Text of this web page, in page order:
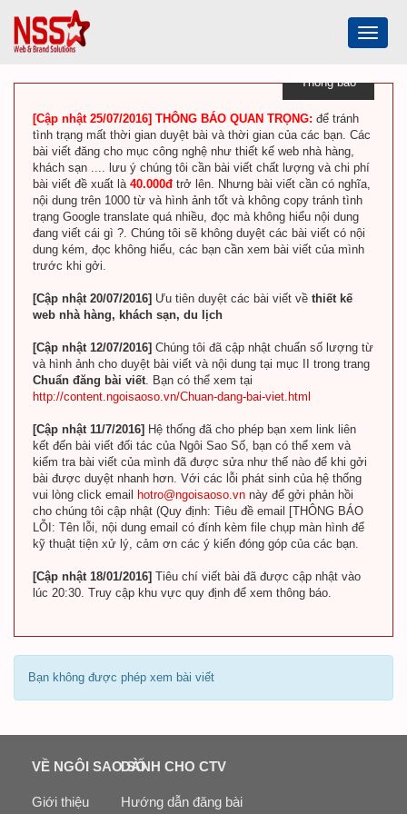
Toggle
Thông báo
[Cập nhật 25/07/2016] THÔNG BÁO QUAN TRỌNG: để tránh
tình trạng mất thời gian duyệt bài và thời gian của các bạn. Các
bài viết đăng cho mục công nghệ như thiết kế web nhà hàng,
khách sạn .... lưu ý chúng tôi cần bài viết chất lượng và chi phí
bài viết đề xuất là 40.000đ trở lên. Nhưng bài viết cần có nghĩa,
nội dung trên 1000 từ và hình ảnh tốt và không copy tránh tình
trạng Google translate quá nhiều, đọc mà không hiểu nội dung
đang viết cái gì ?. Chúng tôi sẽ không duyệt các bài viết có nội
dung kém, đọc không hiểu, các bạn cần xem bài viết của mình
trước khi gởi.
[Cập nhật 20/07/2016] Ưu tiên duyệt các bài viết về thiết kế
web nhà hàng, khách sạn, du lịch
[Cập nhật 12/07/2016] Chúng tôi đã cập nhật chuẩn số lượng từ
và hình ảnh cho duyệt bài viết và nội dung tại mục II trong trang
Chuẩn đăng bài viết. Bạn có thể xem tại
http://content.ngoisaoso.vn/Chuan-dang-bai-viet.html
[Cập nhật 11/7/2016] Hệ thống đã cho phép bạn xem link liên
kết đến bài viết đối tác của Ngôi Sao Số, bạn có thể xem và
kiểm tra bài viết của mình đã được sửa như thế nào để khi gởi
bài được duyệt nhanh hơn. Với các lỗi phát sinh của hệ thống
vui lòng click email
hotro@ngoisaoso.vn này để gởi phản hồi
cho chúng tôi cập nhật (Quy định: Tiêu đề email [THÔNG BÁO
LỖI: Tên lỗi, nội dung email có đính kèm file chụp màn hình để
kỹ thuật tiện xử lý, cảm ơn các ý kiến đóng góp của các bạn.
[Cập nhật 18/01/2016] Tiêu chí viết bài đã được cập nhật vào
lúc 20:30. Truy cập khu vực quy định để xem thông báo.
Bạn không được phép xem bài viết
VỀ NGÔI SAO SỐ
Giới thiệu
DÀNH CHO CTV
Hướng dẫn đăng bài